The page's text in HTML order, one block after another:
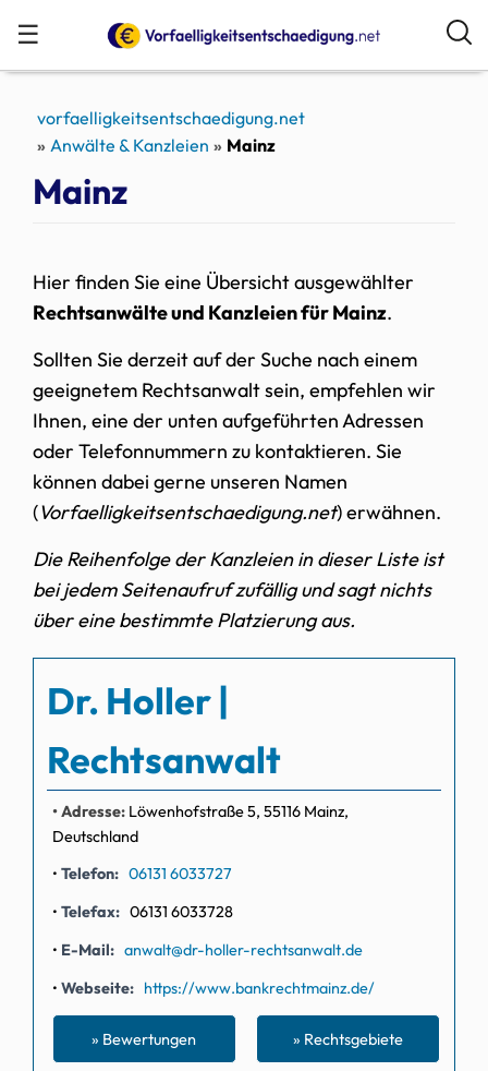
☰
vorfaelligkeitsentschaedigung.net
Anwälte & Kanzleien
Mainz
Mainz
Hier finden Sie eine Übersicht ausgewählter
Rechtsanwälte und Kanzleien für Mainz.
Sollten Sie derzeit auf der Suche nach einem
geeignetem Rechtsanwalt sein, empfehlen wir
Ihnen, eine der unten aufgeführten Adressen
oder Telefonnummern zu kontaktieren. Sie
können dabei gerne unseren Namen
(Vorfaelligkeitsentschaedigung.net) erwähnen.
Die Reihenfolge der Kanzleien in dieser Liste ist
bei jedem Seitenaufruf zufällig und sagt nichts
über eine bestimmte Platzierung aus.
Dr. Holler |
Rechtsanwalt
Adresse: Löwenhofstraße 5, 55116 Mainz,
Deutschland
Telefon
06131 6033727
Telefax
06131 6033728
E-Mail
anwalt@dr-holler-rechtsanwalt.de
Webseite
https://www.bankrechtmainz.de/
» Bewertungen » Rechtsgebiete